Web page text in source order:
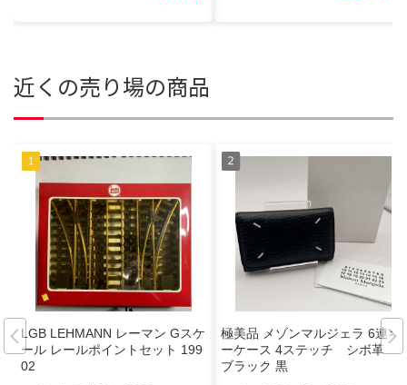
近くの売り場の商品
LGB LEHMANN レーマン Gスケ
ール レールポイントセット 199
02
極美品 メゾンマルジェラ 6連キ
ーケース 4ステッチ シボ革
ブラック 黒